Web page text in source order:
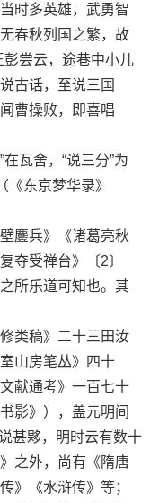
时多英雄，武勇智
春秋列国之繁，故
彭尝云，途巷中小儿
古话，至说三国
曹操败，即喜唱
瓦舍，“说三分”为
《东京梦华录》
鏖兵》《诸葛亮秋
夺受禅台》〔2〕
所乐道可知也。其
类稿》二十三田汝
山房笔丛》四十
献通考》一百七十
影》），盖元明间
甚夥，明时云有数十
之外，尚有《隋唐
》《水浒传》等；